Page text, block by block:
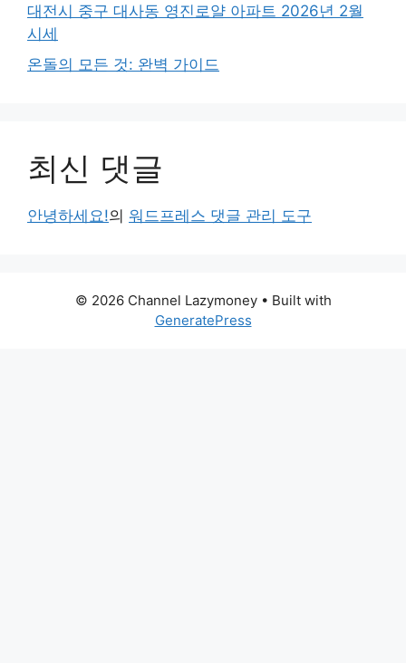
대전시 중구 대사동 영진로얄 아파트 2026년 2월
시세
온돌의 모든 것: 완벽 가이드
최신 댓글
안녕하세요!의 워드프레스 댓글 관리 도구
© 2026 Channel Lazymoney• Built with
GeneratePress